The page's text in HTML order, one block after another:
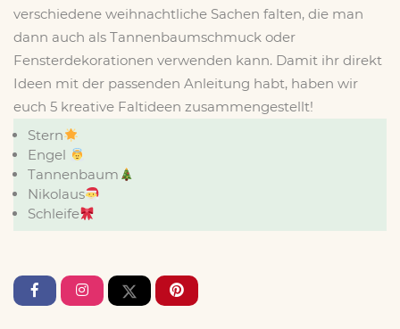
verschiedene weihnachtliche Sachen falten, die man
dann auch als Tannenbaumschmuck oder
Fensterdekorationen verwenden kann. Damit ihr direkt
Ideen mit der passenden Anleitung habt, haben wir
euch 5 kreative Faltideen zusammengestellt!
Stern
Engel
Tannenbaum
Nikolaus
Schleife